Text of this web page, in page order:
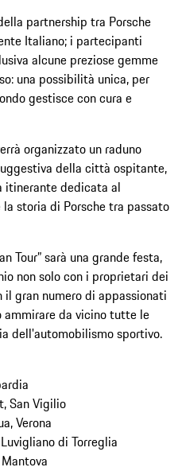
partnership tra Porsche
Italiano; i partecipanti
alcune preziose gemme
una possibilità unica, per
gestisce con cura e
organizzato un raduno
della città ospitante,
itinerante dedicata al
storia di Porsche tra passato
Tour” sarà una grande festa,
non solo con i proprietari dei
il gran numero di appassionati
ammirare da vicino tutte le
dell'automobilismo sportivo.
San Vigilio
Verona
di Torreglia